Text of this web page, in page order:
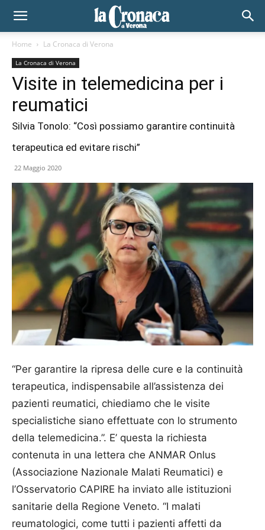
Home La Cronaca di Verona
La Cronaca di Verona
Visite in telemedicina per i
reumatici
Silvia Tonolo: “Così possiamo garantire continuità
terapeutica ed evitare rischi”
22 Maggio 2020
“Per garantire la ripresa delle cure e la continuità
terapeutica, indispensabile all’assistenza dei
pazienti reumatici, chiediamo che le visite
specialistiche siano effettuate con lo strumento
della telemedicina.”. E’ questa la richiesta
contenuta in una lettera che ANMAR Onlus
(Associazione Nazionale Malati Reumatici) e
l’Osservatorio CAPIRE ha inviato alle istituzioni
sanitarie della Regione Veneto. “I malati
reumatologici, come tutti i pazienti affetti da